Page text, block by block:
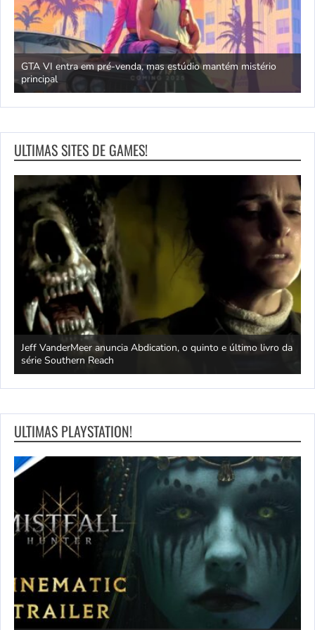
GTA VI entra em pré-venda, mas estúdio mantém mistério
principal
ULTIMAS SITES DE GAMES!
Jeff VanderMeer anuncia Abdication, o quinto e último livro da
série Southern Reach
ULTIMAS PLAYSTATION!